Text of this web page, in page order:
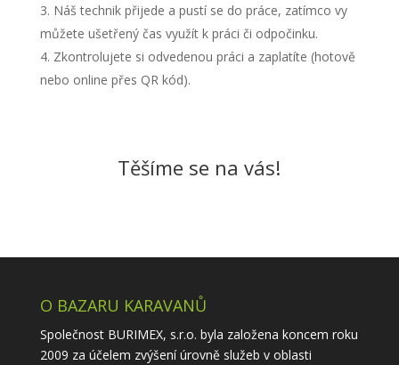
Náš technik přijede a pustí se do práce, zatímco vy
můžete ušetřený čas využít k práci či odpočinku.
Zkontrolujete si odvedenou práci a zaplatíte (hotově
nebo online přes QR kód).
Těšíme se na vás!
O BAZARU KARAVANŮ
Společnost BURIMEX, s.r.o. byla založena koncem roku
2009 za účelem zvýšení úrovně služeb v oblasti